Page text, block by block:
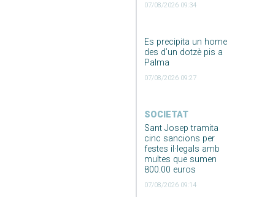
07/08/2026 09:34
Es precipita un home
des d’un dotzè pis a
Palma
07/08/2026 09:27
SOCIETAT
Sant Josep tramita
cinc sancions per
festes il·legals amb
multes que sumen
800.00 euros
07/08/2026 09:14